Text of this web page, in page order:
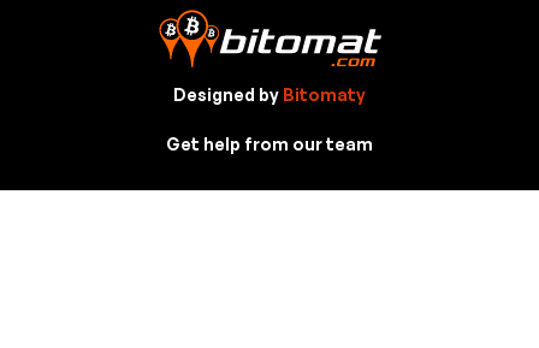
Designed by Bitomaty
Get help from our team